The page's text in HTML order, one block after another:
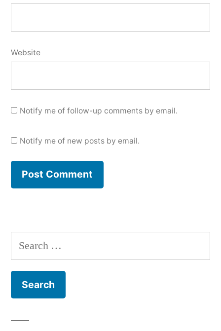
Website
Notify me of follow-up comments by email.
Notify me of new posts by email.
Search
for: